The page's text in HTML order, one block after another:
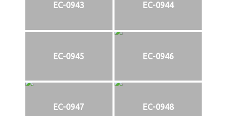
EC-0943 EC-0944
EC-0945 EC-0946
EC-0947 EC-0948